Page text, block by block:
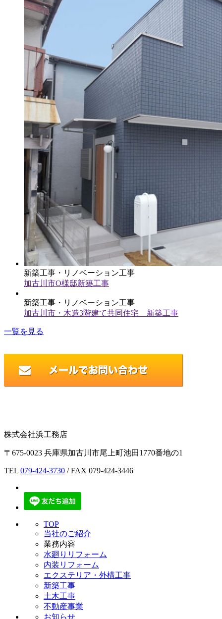
新築工事・リノベーション工事
加古川市O様邸新築工事
新築工事・リノベーション工事
加古川市・木造3階建て共同住宅 新築工事
一覧を見る
株式会社浜工務店
〒675-0023 兵庫県加古川市尾上町池田1770番地の1
TEL 079-424-3730 / FAX 079-424-3446
TOP
当社のご紹介
業務内容
水廻りリフォーム
内装リフォーム
エクステリア・外構工事
新築工事
土木工事
不動産事業
お知らせ